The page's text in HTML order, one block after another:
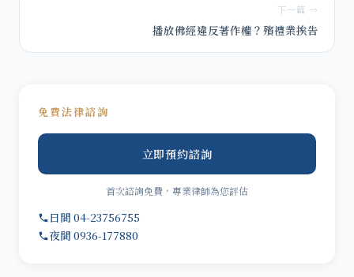
下一篇 →
播放佛經違反著作權？殯禮業挨告
免費法律諮詢
立即預約諮詢
首次諮詢免費，專業律師為您評估
日間 04-23756755
夜間 0936-177880